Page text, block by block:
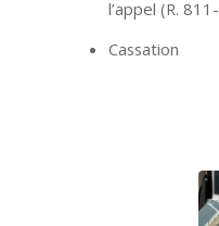
l’appel (R.
Cassation